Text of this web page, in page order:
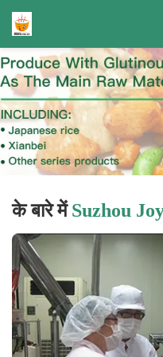
के बारे मेंSuzhou